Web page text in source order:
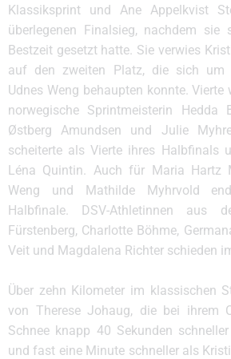
Klassiksprint und Ane Appelkvist
überlegenen Finalsieg, nachdem
Bestzeit gesetzt hatte. Sie verwies
auf den zweiten Platz, die sich um
Udnes Weng behaupten konnte. Vierte
norwegische Sprintmeisterin Hedda
Østberg Amundsen und Julie
scheiterte als Vierte ihres Halbfinals
Léna Quintin. Auch für Maria Hartz
Weng und Mathilde Myhrvold
Halbfinale. DSV-Athletinnen aus
Fürstenberg, Charlotte Böhme,
Veit und Magdalena Richter schieden
Über zehn Kilometer im klassischen
von Therese Johaug, die bei ihrem
Schnee knapp 40 Sekunden
und fast eine Minute schneller als